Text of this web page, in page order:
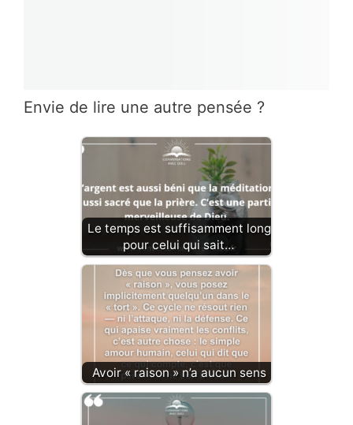
Envie de lire une autre pensée ?
Le temps est suffisamment long
pour celui qui sait…
Avoir « raison » n’a aucun sens